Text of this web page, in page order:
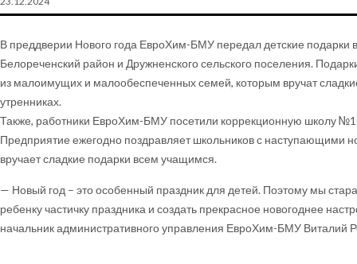
В преддверии Нового года ЕвроХим-БМУ передал детские
Белореченский район и Дружненского сельского поселения.
из малоимущих и малообеспеченных семей, которым вручат
утренниках.
Также, работники ЕвроХим-БМУ посетили коррекционную школу
Предприятие ежегодно поздравляет школьников с наступающими
вручает сладкие подарки всем учащимся.
— Новый год – это особенный праздник для детей. Поэтому мы
ребенку частичку праздника и создать прекрасное новогоднее
начальник административного управления ЕвроХим-БМУ Виталий